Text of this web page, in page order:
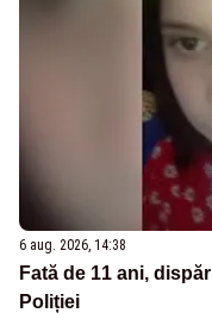
6 aug. 2026, 14:38
Fată de 11 ani,
Poliției